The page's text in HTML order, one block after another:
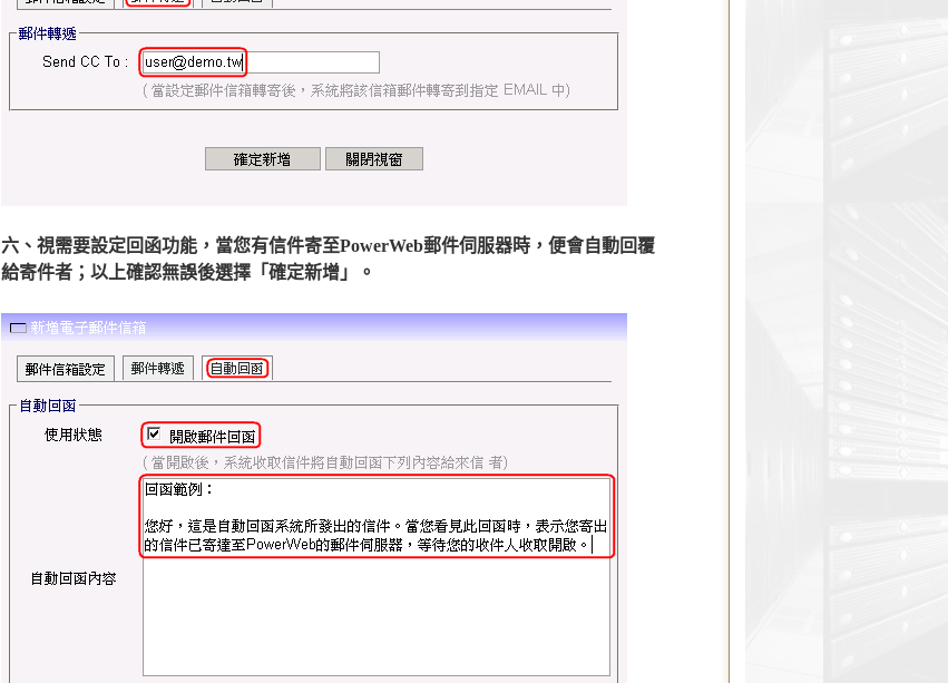
六、視需要設定回函功能，當您有信件寄至PowerWeb郵件伺服器時，便會自動回覆
給寄件者；以上確認無誤後選擇「確定新增」。